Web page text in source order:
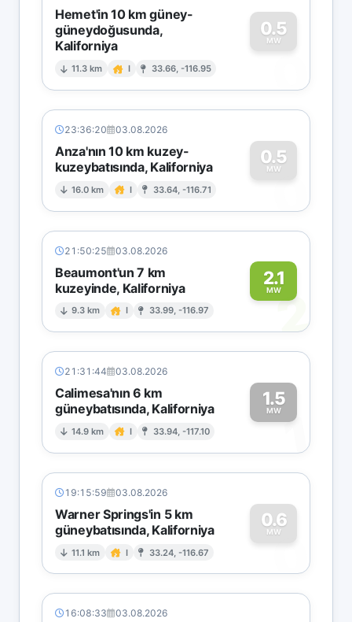
Hemet'in 10 km güney-
güneydoğusunda,
Kaliforniya
11.3 km I 33.66, -116.95
0.5
MW
0
23:36:20 03.08.2026
Anza'nın 10 km kuzey-
kuzeybatısında, Kaliforniya
16.0 km I 33.64, -116.71
0.5
MW
0
21:50:25 03.08.2026
Beaumont'un 7 km
kuzeyinde, Kaliforniya
9.3 km I 33.99, -116.97
2.1
MW2
21:31:44 03.08.2026
Calimesa'nın 6 km
güneybatısında, Kaliforniya
14.9 km I 33.94, -117.10
1.5
MW1
19:15:59 03.08.2026
Warner Springs'in 5 km
güneybatısında, Kaliforniya
11.1 km I 33.24, -116.67
0.6
MW
0
16:08:33 03.08.2026